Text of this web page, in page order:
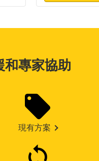
和專家協助
現有方案